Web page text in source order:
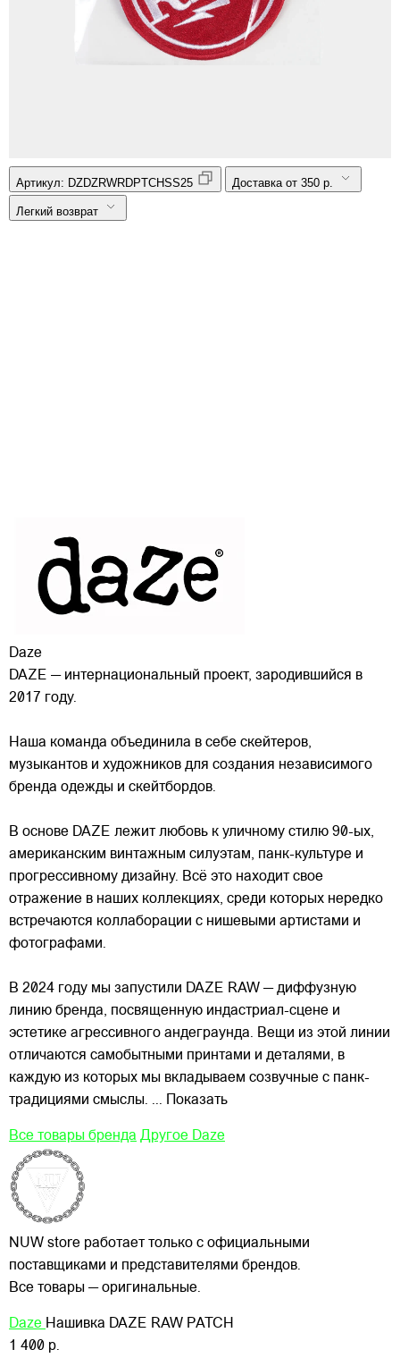
Артикул: DZDZRWRDPTCHSS25 Доставка от 350 р.
Легкий возврат
Daze
DAZE — интернациональный проект, зародившийся в
2017 году.
Наша команда объединила в себе скейтеров,
музыкантов и художников для создания независимого
бренда одежды и скейтбордов.
В основе DAZE лежит любовь к уличному стилю 90-ых,
американским винтажным силуэтам, панк-культуре и
прогрессивному дизайну. Всё это находит свое
отражение в наших коллекциях, среди которых нередко
встречаются коллаборации с нишевыми артистами и
фотографами.
В 2024 году мы запустили DAZE RAW — диффузную
линию бренда, посвященную индастриал-сцене и
эстетике агрессивного андеграунда. Вещи из этой линии
отличаются самобытными принтами и деталями, в
каждую из которых мы вкладываем созвучные с панк-
традициями смыслы. ... Показать
Все товары бренда Другое Daze
NUW store работает только с официальными
поставщиками и представителями брендов.
Все товары — оригинальные.
Daze Нашивка DAZE RAW PATCH
1 400 р.